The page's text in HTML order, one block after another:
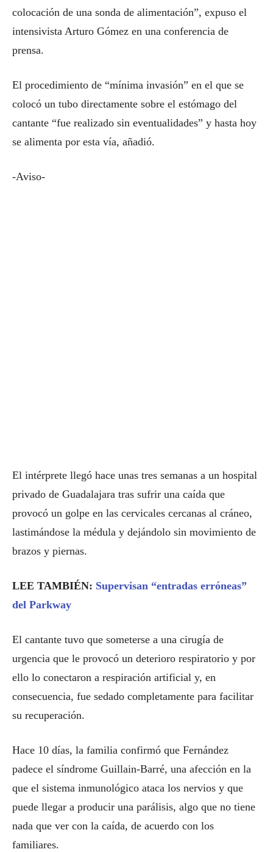
colocación de una sonda de alimentación”, expuso el
intensivista Arturo Gómez en una conferencia de
prensa.
El procedimiento de “mínima invasión” en el que se
colocó un tubo directamente sobre el estómago del
cantante “fue realizado sin eventualidades” y hasta hoy
se alimenta por esta vía, añadió.
-Aviso-
El intérprete llegó hace unas tres semanas a un hospital
privado de Guadalajara tras sufrir una caída que
provocó un golpe en las cervicales cercanas al cráneo,
lastimándose la médula y dejándolo sin movimiento de
brazos y piernas.
LEE TAMBIÉN: Supervisan “entradas erróneas”
del Parkway
El cantante tuvo que someterse a una cirugía de
urgencia que le provocó un deterioro respiratorio y por
ello lo conectaron a respiración artificial y, en
consecuencia, fue sedado completamente para facilitar
su recuperación.
Hace 10 días, la familia confirmó que Fernández
padece el síndrome Guillain-Barré, una afección en la
que el sistema inmunológico ataca los nervios y que
puede llegar a producir una parálisis, algo que no tiene
nada que ver con la caída, de acuerdo con los
familiares.